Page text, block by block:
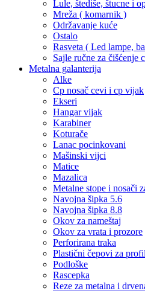
Lule, štediše, štucne i
Mreža ( komarnik )
Održavanje kuće
Ostalo
Rasveta ( Led lampe,
Sajle ručne za čišćenje
Metalna galanterija
Alke
Cp nosač cevi i cp vijak
Ekseri
Hangar vijak
Karabiner
Koturače
Lanac pocinkovani
Mašinski vijci
Matice
Mazalica
Metalne stope i nosači
Navojna šipka 5.6
Navojna šipka 8.8
Okov za nameštaj
Okov za vrata i prozore
Perforirana traka
Plastični čepovi za
Podloške
Rascepka
Reze za metalna i